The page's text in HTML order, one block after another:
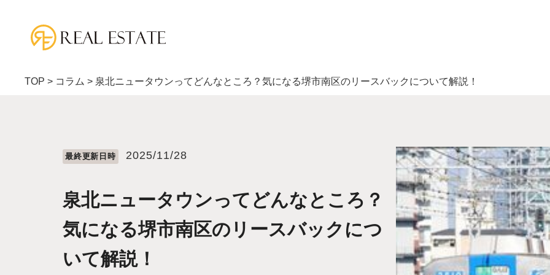
TOP > コラム > 泉北ニュータウンってどんなところ？気になる堺市南区のリースバックについて解説！
最終更新⽇時 2025/11/28
泉北ニュータウンってどんなところ？
気になる堺市南区のリースバックにつ
いて解説！